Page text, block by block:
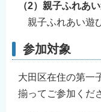
（2）親子ふれあ
親子ふれあい遊
参加対象
大田区在住の第一
揃ってご参加くだ